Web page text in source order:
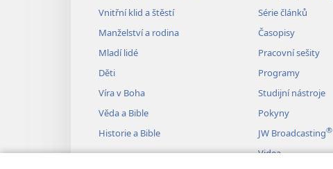
Vnitřní klid a štěstí
Manželství a rodina
Mladí lidé
Děti
Víra v Boha
Věda a Bible
Historie a Bible
Série článků
Časopisy
Pracovní sešity
Programy
Studijní nástroje
Pokyny
JW Broadcasting®
Videa